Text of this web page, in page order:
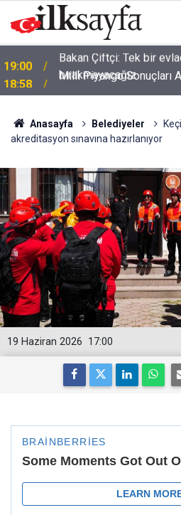
18:58
Milli Piyango Sonuçları
Milli Piyango'da
Anasayfa Belediyeler
akreditasyon sınavına hazırlanıyor
17:00
19 Haziran 2026